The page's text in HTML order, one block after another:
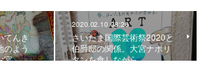
てんき
のよう
宮
2020.02.10 08:26
さいたま国際芸術祭2020と
伯爵邸の関係。大宮ナポリ
タンを食しながら